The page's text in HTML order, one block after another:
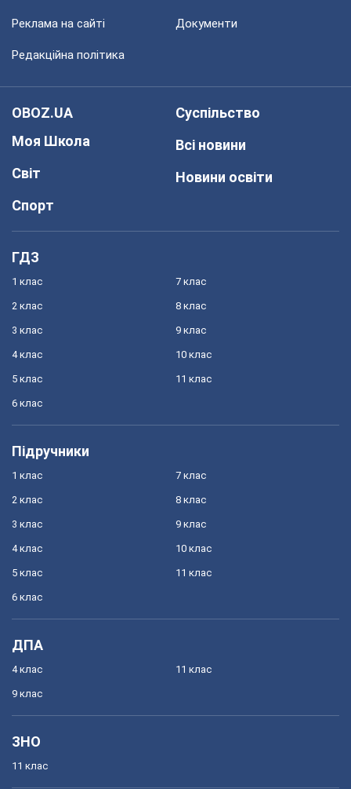
Реклама на сайті Документи
Редакційна політика
OBOZ.UA
Моя Школа
Світ
Спорт
Суспільство
Всі новини
Новини освіти
ГДЗ
1 клас
2 клас
3 клас
4 клас
5 клас
6 клас
7 клас
8 клас
9 клас
10 клас
11 клас
Підручники
1 клас
2 клас
3 клас
4 клас
5 клас
6 клас
7 клас
8 клас
9 клас
10 клас
11 клас
ДПА
4 клас
9 клас
11 клас
ЗНО
11 клас